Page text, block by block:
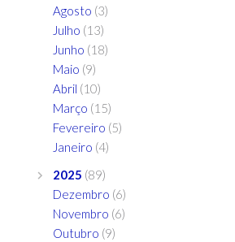
Agosto (3)
Julho (13)
Junho (18)
Maio (9)
Abril (10)
Março (15)
Fevereiro (5)
Janeiro (4)
2025 (89)
Dezembro (6)
Novembro (6)
Outubro (9)